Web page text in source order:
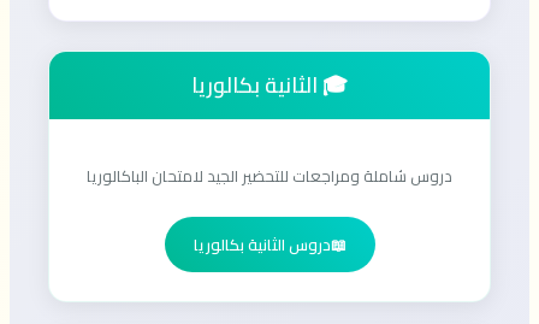
🎓 الثانية بكالوريا
دروس شاملة ومراجعات للتحضير الجيد لامتحان الباكالوريا
📖دروس الثانية بكالوريا